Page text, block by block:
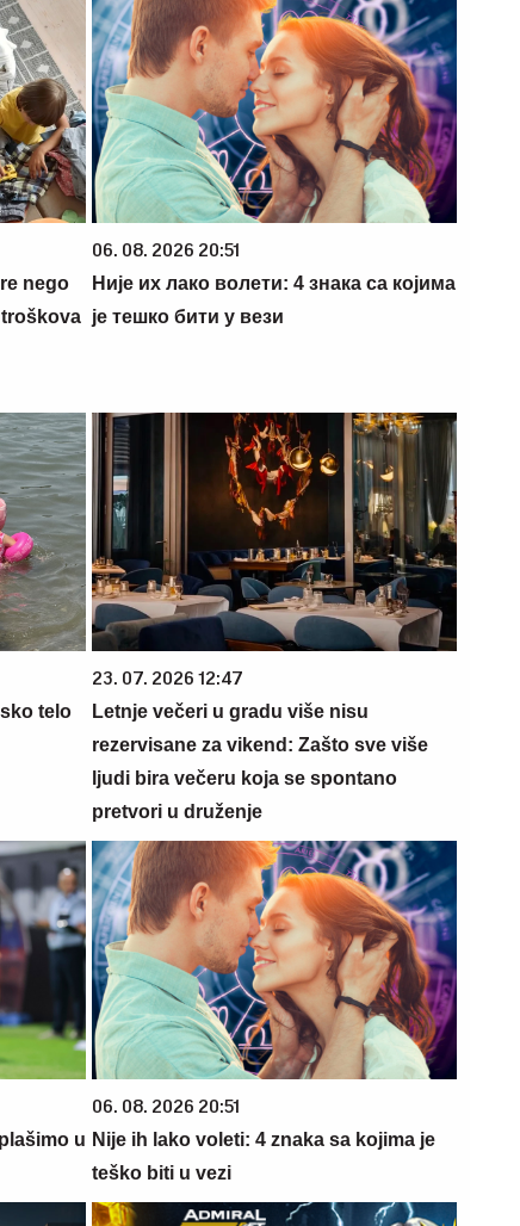
nego
06. 08. 2026 20:51
Није их лако волети: 4 знака са којима
је тешко бити у вези
telo
23. 07. 2026 12:47
Letnje večeri u gradu više nisu
rezervisane za vikend: Zašto sve više
ljudi bira večeru koja se spontano
pretvori u druženje
u
06. 08. 2026 20:51
Nije ih lako voleti: 4 znaka sa kojima je
teško biti u vezi